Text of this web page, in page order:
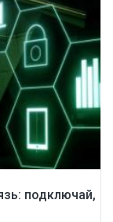
подключай,